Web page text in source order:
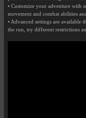
• Customize your adventure with
movement and combat abilities
• Advanced settings are available
the run, try different restrictions